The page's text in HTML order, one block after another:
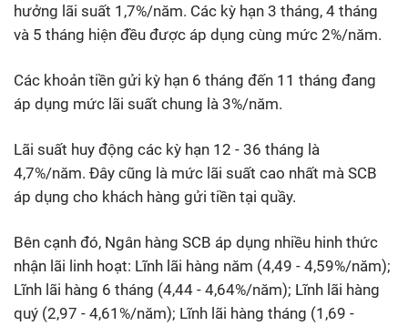
hưởng lãi suất 1,7%/năm. Các kỳ hạn 3 tháng, 4 tháng
và 5 tháng hiện đều được áp dụng cùng mức 2%/năm.
Các khoản tiền gửi kỳ hạn 6 tháng đến 11 tháng đang
áp dụng mức lãi suất chung là 3%/năm.
Lãi suất huy động các kỳ hạn 12 - 36 tháng là
4,7%/năm. Đây cũng là mức lãi suất cao nhất mà SCB
áp dụng cho khách hàng gửi tiền tại quầy.
Bên cạnh đó, Ngân hàng SCB áp dụng nhiều hinh thức
nhận lãi linh hoạt: Lĩnh lãi hàng năm (4,49 - 4,59%/năm);
Lĩnh lãi hàng 6 tháng (4,44 - 4,64%/năm); Lĩnh lãi hàng
quý (2,97 - 4,61%/năm); Lĩnh lãi hàng tháng (1,69 -